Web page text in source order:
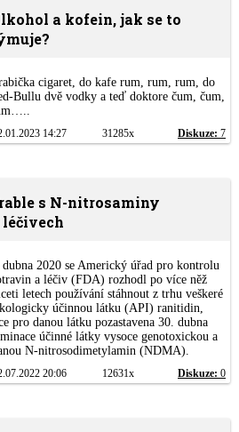
a kofein, jak se to
cigaret, do kafe rum, rum, rum, do
Bullu dvě vodky a teď doktore čum, čum,
14:27 31285x Diskuze: 7
s N-nitrosaminy
dubna 2020 se Americký úřad pro kontrolu
a léčiv (FDA) rozhodl po více něž
letech používání stáhnout z trhu veškeré
účinnou látku (API) ranitidin,
pro danou látku pozastavena 30. dubna
účinné látky vysoce genotoxickou a
N-nitrosodimetylamin (NDMA).
20:06 12631x Diskuze: 0